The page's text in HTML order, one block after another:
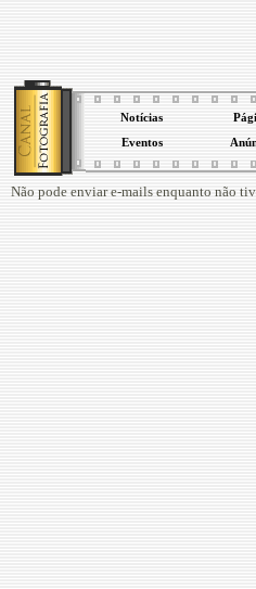
Notícias
Eventos
Não pode enviar e-mails enquanto não